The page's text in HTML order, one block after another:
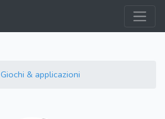
Giochi & applicazioni